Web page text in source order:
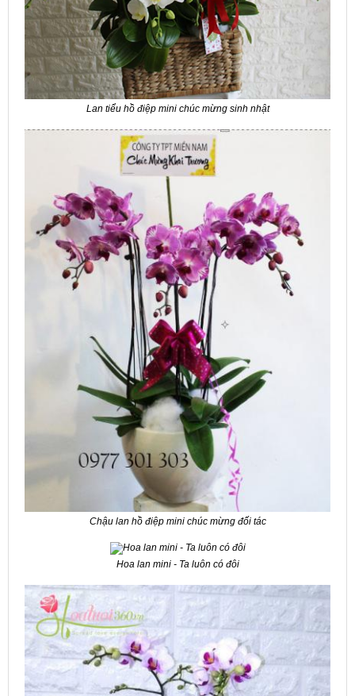
Lan tiểu hồ điệp mini chúc mừng sinh nhật
Chậu lan hồ điệp mini chúc mừng đối tác
Hoa lan mini - Ta luôn có đôi